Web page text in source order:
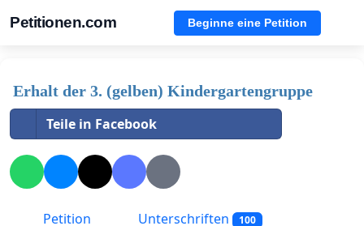
Petitionen.com Beginne eine Petition
Erhalt der 3. (gelben) Kindergartengruppe
Teile in Facebook
Petition Unterschriften 100